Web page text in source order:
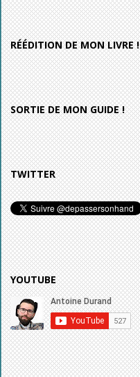
RÉÉDITION DE MON LIVRE !
SORTIE DE MON GUIDE !
TWITTER
YOUTUBE